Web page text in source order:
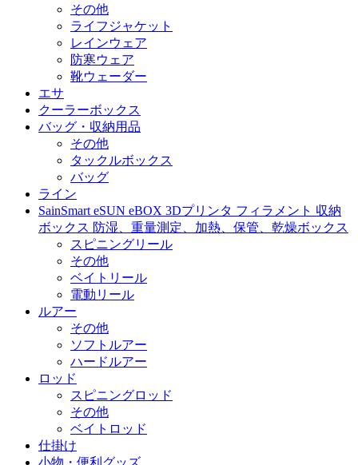
その他
ライフジャケット
レインウェア
防寒ウェア
靴ウェーダー
エサ
クーラーボックス
バッグ・収納用品
その他
タックルボックス
バッグ
ライン
SainSmart eSUN eBOX 3Dプリンタ フィラメント 収納
ボックス 防湿、重量測定、加熱、保管、乾燥ボックス
スピニングリール
その他
ベイトリール
電動リール
ルアー
その他
ソフトルアー
ハードルアー
ロッド
スピニングロッド
その他
ベイトロッド
仕掛け
小物・便利グッズ